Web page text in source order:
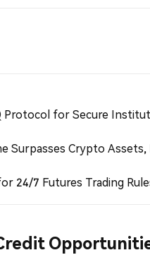
Protocol for Secure
Surpasses Crypto Assets,
24/7 Futures Trading